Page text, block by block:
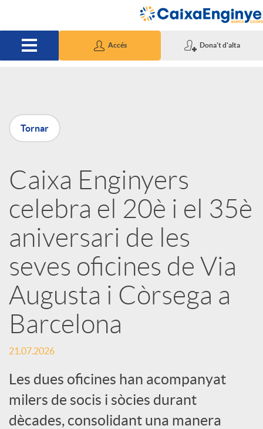
Accés Dona't d'alta
P
u
b
l
i
c
a
d
o
Tornar
Caixa Enginyers
celebra el 20è i el 35è
aniversari de les
seves oficines de Via
Augusta i Còrsega a
Barcelona
21.07.2026
Les dues oficines han acompanyat
milers de socis i sòcies durant
dècades, consolidant una manera